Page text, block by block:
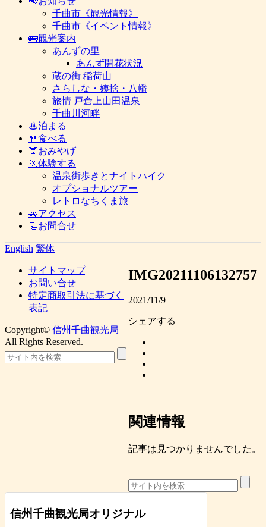
千曲市《観光情報》
千曲市《イベント情報》
🚌観光案内
あんずの里
あんず開花状況
蔵の街 稲荷山
さらしな・姨捨・八幡
旅情 戸倉上山田温泉
千曲川河畔
♨泊まる
🍴食べる
🍑おみやげ
🏃体験する
温泉街歩きとナイトハイク
オプショナルツアー
レトロなちくま旅
🚗アクセス
📃お問合せ
English 繁体
IMG20211106132757
2021/11/9
シェアする
関連情報
記事は見つかりませんでした。
信州千曲観光局オリジナル
サイトマップ
お問い合せ
特定商取引法に基づく
表記
Copyright© 信州千曲観光局
All Rights Reserved.